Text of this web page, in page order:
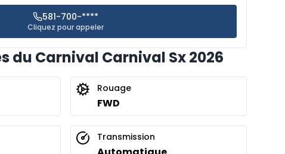
581-700-****
Cliquez pour appeler
du Carnival Carnival Sx 2026
Rouage
FWD
Transmission